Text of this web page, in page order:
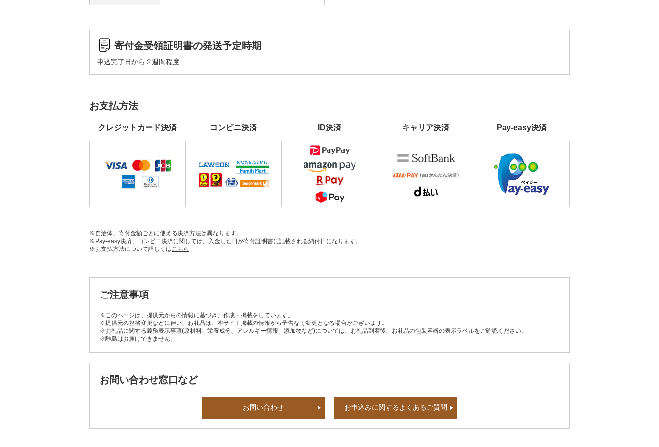
寄付金受領証明書の発送予定時期
申込完了日から２週間程度
お支払方法
クレジットカード決済 コンビニ決済 ID決済 キャリア決済 Pay-easy決済
※自治体、寄付金額ごとに使える決済方法は異なります。
※Pay-easy決済、コンビニ決済に関しては、入金した日が寄付証明書に記載される納付日になります。
※お支払方法について詳しくはこちら
ご注意事項
※このページは、提供元からの情報に基づき、作成・掲載をしています。
※提供元の規格変更などに伴い、お礼品は、本サイト掲載の情報から予告なく変更となる場合がございます。
※お礼品に関する義務表示事項(原材料、栄養成分、アレルギー情報、添加物など)については、お礼品到着後、お礼品の包装容器の表示ラベルをご確認ください。
※離島はお届けできません。
お問い合わせ窓口など
お問い合わせ お申込みに関するよくあるご質問